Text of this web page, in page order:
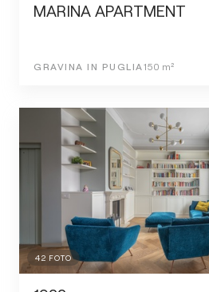
MARINA APARTMENT
GRAVINA IN PUGLIA 150 m²
42 FOTO